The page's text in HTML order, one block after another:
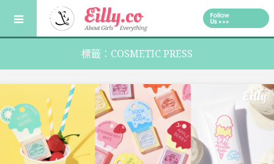
content
標籤：COSMETIC PRESS